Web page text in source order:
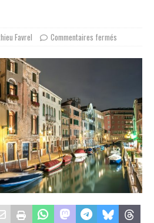
Favrel Commentaires fermés